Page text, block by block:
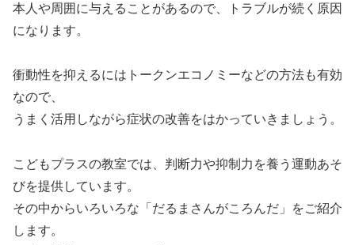
本人や周囲に与えることがあるので、トラブルが続く原因
になります。
衝動性を抑えるにはトークンエコノミーなどの方法も有効
なので、
うまく活用しながら症状の改善をはかっていきましょう。
こどもプラスの教室では、判断力や抑制力を養う運動あそ
びを提供しています。
その中からいろいろな「だるまさんがころんだ」をご紹介
します。